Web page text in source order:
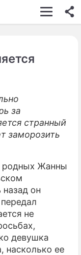
БИЗНЕС
ПРОИСШЕСТВИЯ
ЖИЗНИ
ИГРЫ
РЕЛИЗЫ
за
странный
заморозить
родных Жанны
он
не
девушка
насколько ее